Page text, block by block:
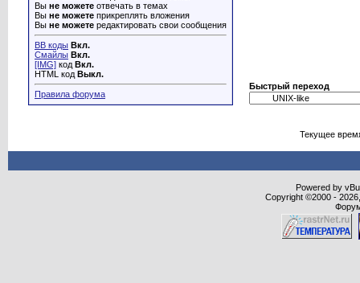
Вы не можете отвечать в темах
Вы не можете прикреплять вложения
Вы не можете редактировать свои сообщения
BB коды Вкл.
Смайлы Вкл.
[IMG] код Вкл.
HTML код Выкл.
Правила форума
Быстрый переход
Текущее
Powered by
Copyright ©2000 -